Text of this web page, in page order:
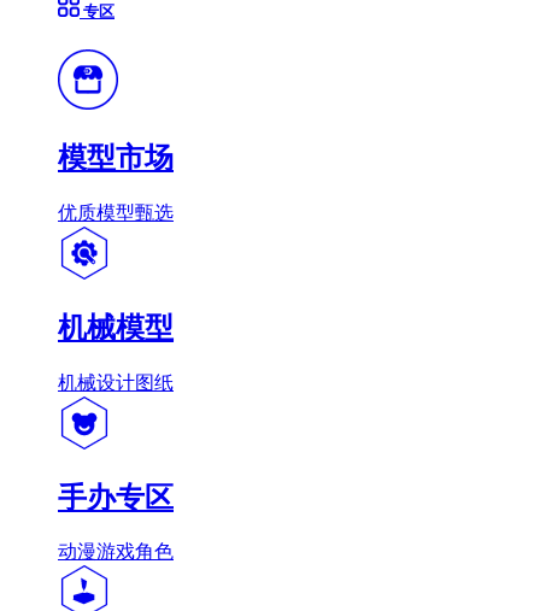
专区
模型市场
优质模型甄选
机械模型
机械设计图纸
手办专区
动漫游戏角色